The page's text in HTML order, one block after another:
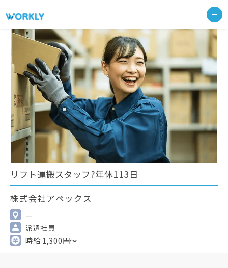
リフト運搬スタッフ?年休113日
株式会社アペックス
—
派遣社員
時給 1,300円～